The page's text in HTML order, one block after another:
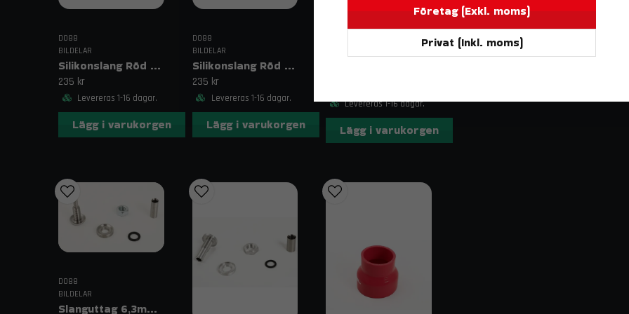
Ersättning av slitna eller åldrade
Förbättrad hållbarhet och
Kontakt & fraktinformation
Relaterade sökord
DO88
BILDELAR
Silikonslang Röd 2,75–3,125" (70–80mm)
235 kr
Levereras 1-16 dagar.
Lägg i varukorgen
DO88
BILDELAR
Silikonslang Röd 2,75–3" (70–76mm)
235 kr
Levereras 1-16 dagar.
Lägg i varukorgen
BILDELAR
Levereras 1-16 dagar.
Lägg i varukorgen
DO88
BILDELAR
Slanguttag 6,3mm (1/4")
Företag (Exkl. moms)
Privat (Inkl. moms)